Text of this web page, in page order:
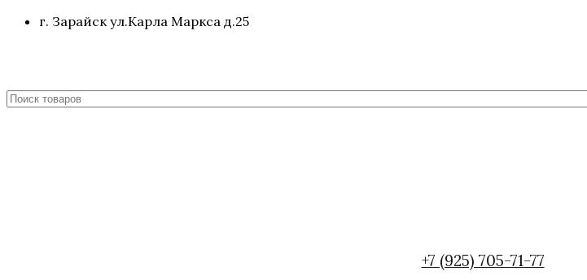
г. Зарайск ул.Карла Маркса д.25
+7 (925) 705-71-77